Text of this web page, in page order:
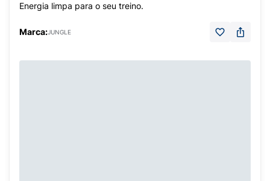
Energia limpa para o seu treino.
Marca:JUNGLE